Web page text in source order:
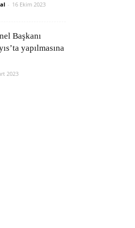
- 16 Ekim 2023
Başkanı
yapılmasına
2023